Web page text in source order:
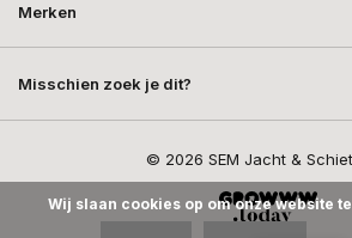
Merken
Misschien zoek je dit?
© 2026 SEM Jacht &
Wij slaan cookies op om onze website